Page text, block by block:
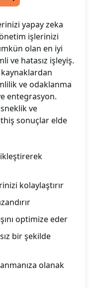
yapay zeka
işlerinizi
olan en iyi
ve hatasız işleyiş.
kaynaklardan
ve odaklanma
entegrasyon.
ve
sonuçlar elde
kolaylaştırır
optimize eder
bir şekilde
olanak